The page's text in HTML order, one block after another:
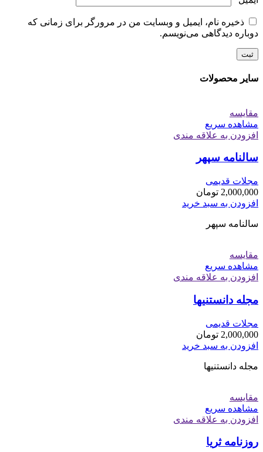
ذخیره نام، ایمیل و وبسایت من در مرورگر برای زمانی که
دوباره دیدگاهی می‌نویسم.
سایر محصولات
مقایسه
مشاهده سریع
افزودن به علاقه مندی
سالنامه سپهر
مجلات قدیمی
2,000,000 تومان
افزودن به سبد خرید
سالنامه سپهر
مقایسه
مشاهده سریع
افزودن به علاقه مندی
مجله دانستنیها
مجلات قدیمی
2,000,000 تومان
افزودن به سبد خرید
مجله دانستنیها
مقایسه
مشاهده سریع
افزودن به علاقه مندی
روزنامه ثریا